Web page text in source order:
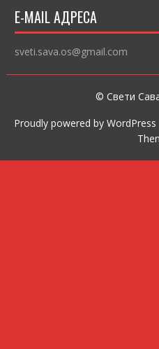
E-MAIL АДРЕСА
sveti.sava.os@gmail.com
© Свети
Proudly powered by WordPress